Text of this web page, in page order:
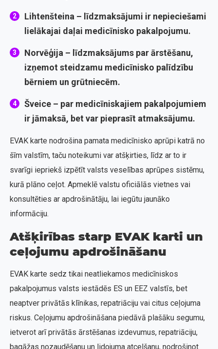
Lihtenšteina – līdzmaksājumi ir nepieciešami
lielākajai daļai medicīnisko pakalpojumu.
Norvēģija – līdzmaksājums par ārstēšanu,
izņemot steidzamu medicīnisko palīdzību
bērniem un grūtniecēm.
Šveice – par medicīniskajiem pakalpojumiem
ir jāmaksā, bet var pieprasīt atmaksājumu.
EVAK karte nodrošina pamata medicīnisko aprūpi katrā no
šīm valstīm, taču noteikumi var atšķirties, līdz ar to ir
svarīgi iepriekš izpētīt valsts veselības aprūpes sistēmu,
kurā plāno ceļot. Apmeklē valstu oficiālās vietnes vai
konsultēties ar apdrošinātāju, lai iegūtu jaunāko
informāciju.
Atšķirības starp EVAK karti un
ceļojumu apdrošināšanu
EVAK karte sedz tikai neatliekamos medicīniskos
pakalpojumus valsts iestādēs ES un EEZ valstīs, bet
neaptver privātās klīnikas, repatriāciju vai citus ceļojuma
riskus. Ceļojumu apdrošināšana piedāvā plašāku segumu,
ietverot arī privātās ārstēšanas izdevumus, repatriāciju,
bagāžas nozaudēšanu un lidojuma atcelšanu, nodrošinot